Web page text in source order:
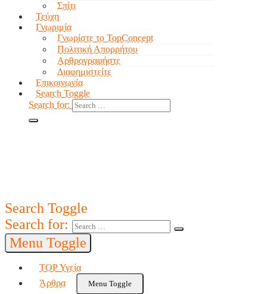
Σπίτι
Τεύχη
Γνωριμία
Γνωρίστε το TopConcept
Πολιτική Απορρήτου
Αρθρογραφήστε
Διαφημιστείτε
Επικοινωνία
Search Toggle
Search for:
Search Toggle
Search for:
Menu Toggle
TOP Υγεία
Άρθρα
Menu Toggle